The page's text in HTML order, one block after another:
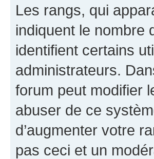
Les rangs, qui
indiquent le nombre
identifient certains
administrateurs.
forum peut modifier
abuser de ce
d’augmenter votre
pas ceci et un